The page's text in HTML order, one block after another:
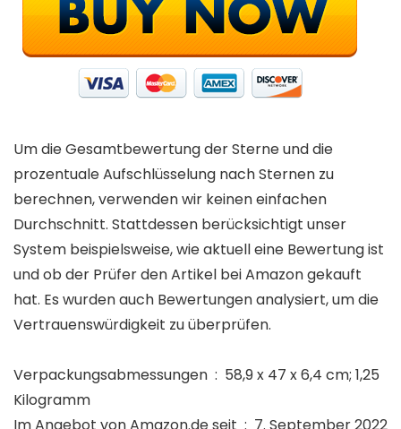
Um die Gesamtbewertung der Sterne und die
prozentuale Aufschlüsselung nach Sternen zu
berechnen, verwenden wir keinen einfachen
Durchschnitt. Stattdessen berücksichtigt unser
System beispielsweise, wie aktuell eine Bewertung ist
und ob der Prüfer den Artikel bei Amazon gekauft
hat. Es wurden auch Bewertungen analysiert, um die
Vertrauenswürdigkeit zu überprüfen.
Verpackungsabmessungen ‏ : ‎ 58,9 x 47 x 6,4 cm; 1,25
Kilogramm